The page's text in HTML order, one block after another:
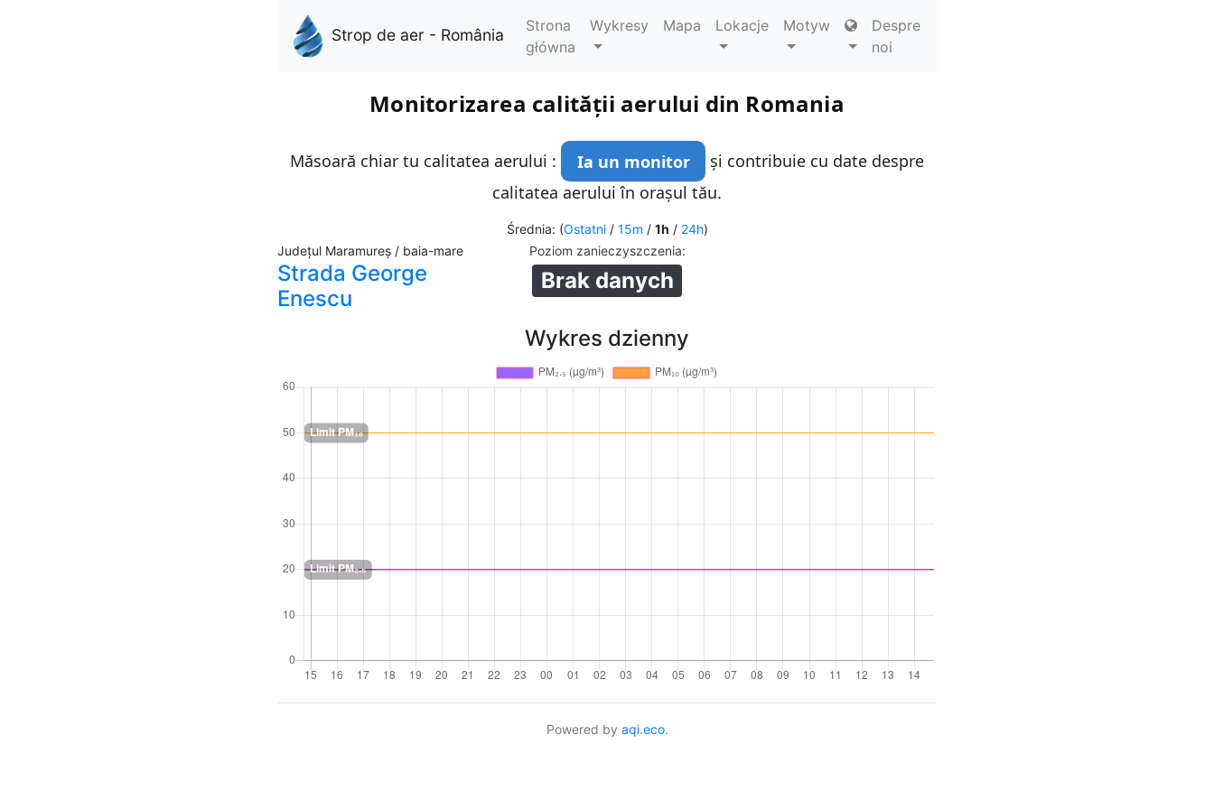
Strop de aer - România
Strona
główna
Wykresy Mapa Lokacje Motyw
Despre
noi
Monitorizarea calității aerului din Romania
Măsoară chiar tu calitatea aerului : Ia un monitor
și contribuie cu date despre
calitatea aerului în orașul tău.
Średnia: (Ostatni/ 15m / 1h / 24h)
Județul Maramureș / baia-mare
Strada George
Enescu
Poziom zanieczyszczenia:
Brak danych
Wykres dzienny
Powered by aqi.eco.